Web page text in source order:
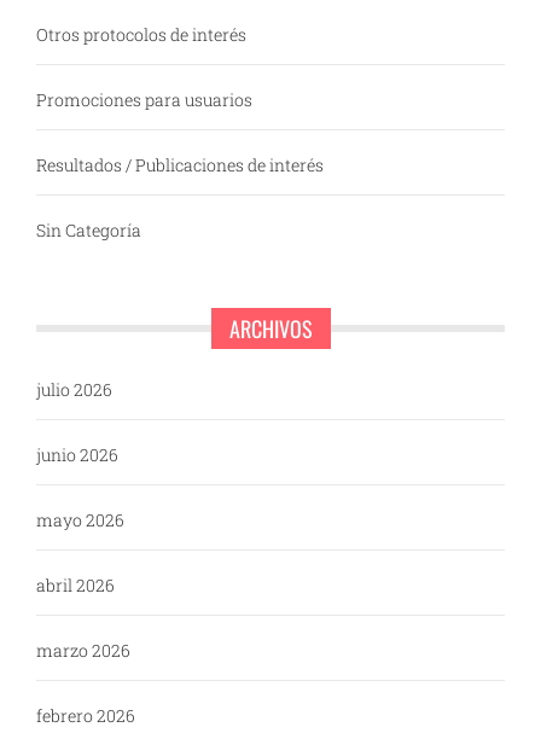
Otros protocolos de interés
Promociones para usuarios
Resultados / Publicaciones de interés
Sin Categoría
ARCHIVOS
julio 2026
junio 2026
mayo 2026
abril 2026
marzo 2026
febrero 2026